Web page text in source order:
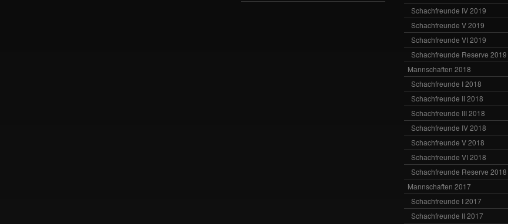
Schachfreunde IV 2019
Schachfreunde V 2019
Schachfreunde VI 2019
Schachfreunde Reserve 2019
Mannschaften 2018
Schachfreunde I 2018
Schachfreunde II 2018
Schachfreunde III 2018
Schachfreunde IV 2018
Schachfreunde V 2018
Schachfreunde VI 2018
Schachfreunde Reserve 2018
Mannschaften 2017
Schachfreunde I 2017
Schachfreunde II 2017